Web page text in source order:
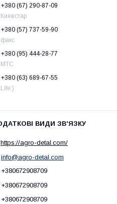
+380 (67) 290-87-09
Киевстар
+380 (57) 737-59-90
факс
+380 (95) 444-28-77
МТС
+380 (63) 689-67-55
Life:)
https://agro-detal.com/
info@agro-detal.com
+380672908709
+380672908709
+380672908709